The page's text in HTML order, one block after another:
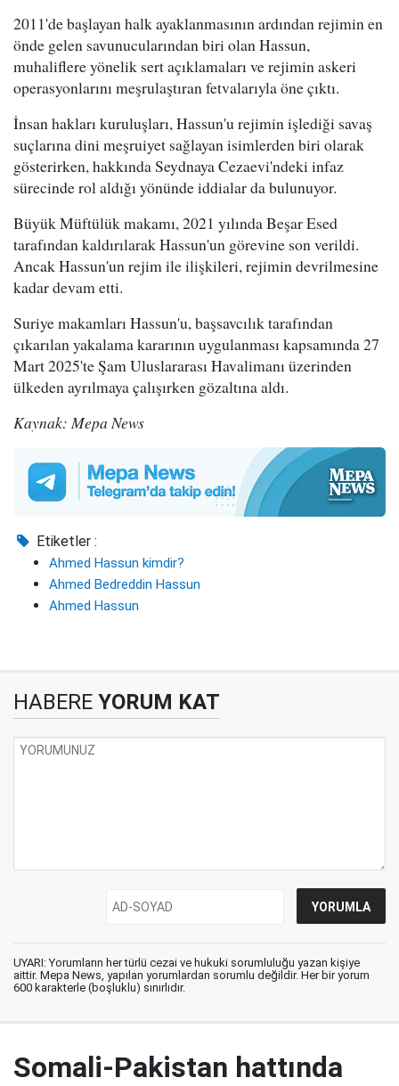
2011'de başlayan halk ayaklanmasının ardından rejimin en
önde gelen savunucularından biri olan Hassun,
muhaliflere yönelik sert açıklamaları ve rejimin askeri
operasyonlarını meşrulaştıran fetvalarıyla öne çıktı.
İnsan hakları kuruluşları, Hassun'u rejimin işlediği savaş
suçlarına dini meşruiyet sağlayan isimlerden biri olarak
gösterirken, hakkında Seydnaya Cezaevi'ndeki infaz
sürecinde rol aldığı yönünde iddialar da bulunuyor.
Büyük Müftülük makamı, 2021 yılında Beşar Esed
tarafından kaldırılarak Hassun'un görevine son verildi.
Ancak Hassun'un rejim ile ilişkileri, rejimin devrilmesine
kadar devam etti.
Suriye makamları Hassun'u, başsavcılık tarafından
çıkarılan yakalama kararının uygulanması kapsamında 27
Mart 2025'te Şam Uluslararası Havalimanı üzerinden
ülkeden ayrılmaya çalışırken gözaltına aldı.
Kaynak: Mepa News
Etiketler :
Ahmed Hassun kimdir?
Ahmed Bedreddin Hassun
Ahmed Hassun
HABERE YORUM KAT
UYARI: Yorumların her türlü cezai ve hukuki sorumluluğu yazan kişiye
aittir. Mepa News, yapılan yorumlardan sorumlu değildir. Her bir yorum
600 karakterle (boşluklu) sınırlıdır.
Somali-Pakistan hattında